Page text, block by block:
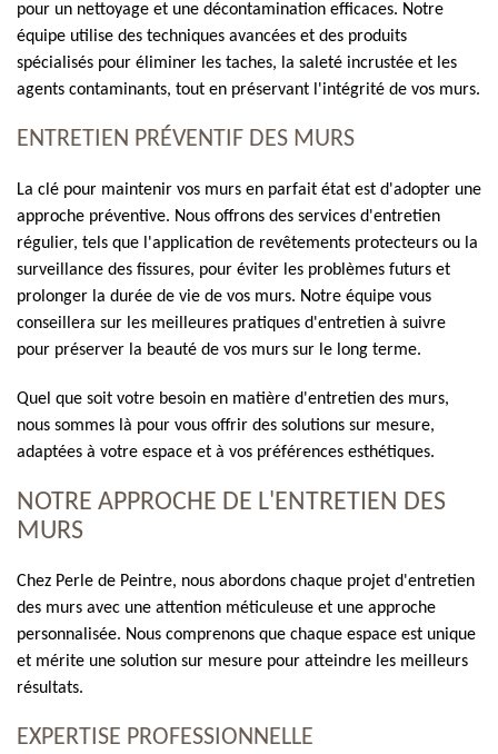
pour un nettoyage et une décontamination efficaces. Notre
équipe utilise des techniques avancées et des produits
spécialisés pour éliminer les taches, la saleté incrustée et les
agents contaminants, tout en préservant l'intégrité de vos murs.
ENTRETIEN PRÉVENTIF DES MURS
La clé pour maintenir vos murs en parfait état est d'adopter une
approche préventive. Nous offrons des services d'entretien
régulier, tels que l'application de revêtements protecteurs ou la
surveillance des fissures, pour éviter les problèmes futurs et
prolonger la durée de vie de vos murs. Notre équipe vous
conseillera sur les meilleures pratiques d'entretien à suivre
pour préserver la beauté de vos murs sur le long terme.
Quel que soit votre besoin en matière d'entretien des murs,
nous sommes là pour vous offrir des solutions sur mesure,
adaptées à votre espace et à vos préférences esthétiques.
NOTRE APPROCHE DE L'ENTRETIEN DES
MURS
Chez Perle de Peintre, nous abordons chaque projet d'entretien
des murs avec une attention méticuleuse et une approche
personnalisée. Nous comprenons que chaque espace est unique
et mérite une solution sur mesure pour atteindre les meilleurs
résultats.
EXPERTISE PROFESSIONNELLE